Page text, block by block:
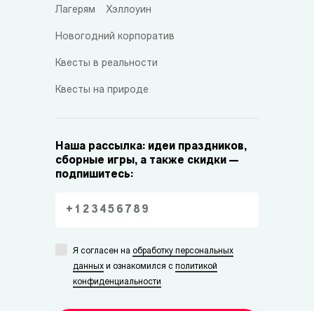
Лагерям Хэллоуин
Новогодний корпоратив
Квесты в реальности
Квесты на природе
Наша рассылка: идеи праздников,
сборные игры, а также скидки —
подпишитесь:
Я согласен на обработку персональных
данных и ознакомился с политикой
конфиденциальности